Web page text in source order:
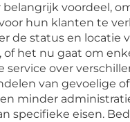
voordeel,
hun klanten te
de status en locatie
het nu gaat om
over
van gevoelige
minder
specifieke eisen.